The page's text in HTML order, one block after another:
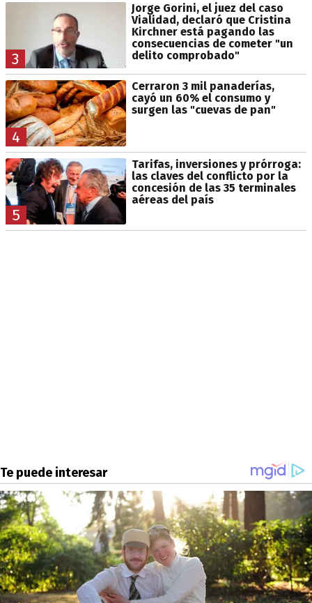
3
Jorge Gorini, el juez del caso
Vialidad, declaró que Cristina
Kirchner está pagando las
consecuencias de cometer "un
delito comprobado"
4
Cerraron 3 mil panaderías,
cayó un 60% el consumo y
surgen las "cuevas de pan"
5
Tarifas, inversiones y prórroga:
las claves del conflicto por la
concesión de las 35 terminales
aéreas del país